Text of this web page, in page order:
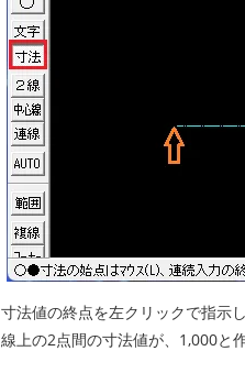
寸法値の終点を左クリックで指示
線上の2点間の寸法値が、1,000と